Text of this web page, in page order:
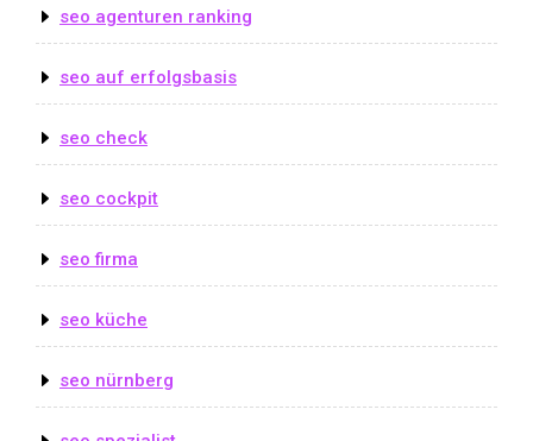
seo agenturen ranking
seo auf erfolgsbasis
seo check
seo cockpit
seo firma
seo küche
seo nürnberg